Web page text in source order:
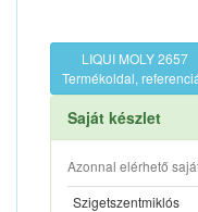
LIQUI MOLY 2657
Termékoldal,
Saját készlet
Azonnal elérhető
Szigetszentmiklós